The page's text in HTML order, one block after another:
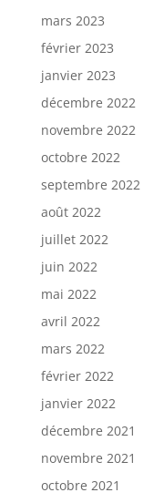
mars 2023
février 2023
janvier 2023
décembre 2022
novembre 2022
octobre 2022
septembre 2022
août 2022
juillet 2022
juin 2022
mai 2022
avril 2022
mars 2022
février 2022
janvier 2022
décembre 2021
novembre 2021
octobre 2021